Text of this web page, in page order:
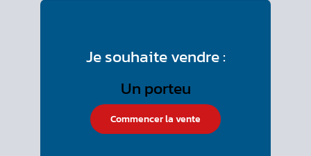
Je souhaite vendre :
Commencer la vente